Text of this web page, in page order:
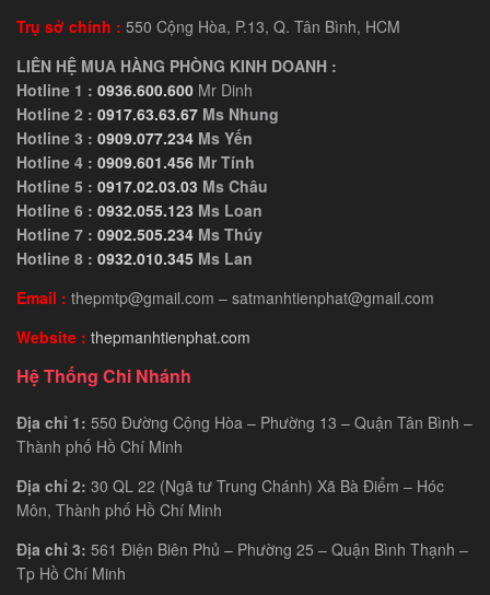
Trụ sở chính : 550 Cộng Hòa, P.13, Q. Tân Bình, HCM
LIÊN HỆ MUA HÀNG PHÒNG KINH DOANH :
Hotline 1 : 0936.600.600 Mr Dinh
Hotline 2 : 0917.63.63.67 Ms Nhung
Hotline 3 : 0909.077.234 Ms Yến
Hotline 4 : 0909.601.456 Mr Tính
Hotline 5 : 0917.02.03.03 Ms Châu
Hotline 6 : 0932.055.123 Ms Loan
Hotline 7 : 0902.505.234 Ms Thúy
Hotline 8 : 0932.010.345 Ms Lan
Email : thepmtp@gmail.com – satmanhtienphat@gmail.com
Website : thepmanhtienphat.com
Hệ Thống Chi Nhánh
Địa chỉ 1: 550 Đường Cộng Hòa – Phường 13 – Quận Tân Bình –
Thành phố Hồ Chí Minh
Địa chỉ 2: 30 QL 22 (Ngã tư Trung Chánh) Xã Bà Điểm – Hóc
Môn, Thành phố Hồ Chí Minh
Địa chỉ 3: 561 Điện Biên Phủ – Phường 25 – Quận Bình Thạnh –
Tp Hồ Chí Minh